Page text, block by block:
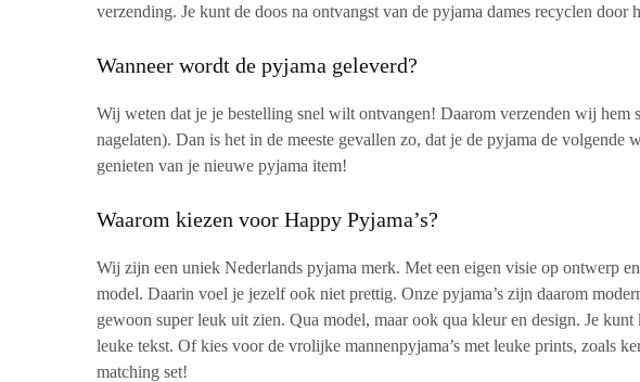
verzending. Je kunt de doos na ontvangst van de pyjama dames recyclen door
Wanneer wordt de pyjama geleverd?
Wij weten dat je je bestelling snel wilt ontvangen! Daarom verzenden wij
nagelaten). Dan is het in de meeste gevallen zo, dat je de pyjama de
genieten van je nieuwe pyjama item!
Waarom kiezen voor Happy Pyjama’s?
Wij zijn een uniek Nederlands pyjama merk. Met een eigen visie op ontwerp
model. Daarin voel je jezelf ook niet prettig. Onze pyjama’s zijn daarom
gewoon super leuk uit zien. Qua model, maar ook qua kleur en design. Je
leuke tekst. Of kies voor de vrolijke mannenpyjama’s met leuke prints, zoals
matching set!